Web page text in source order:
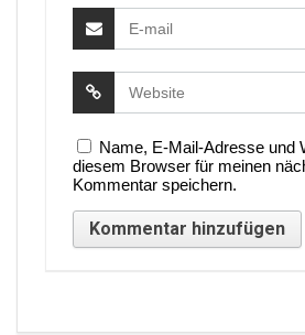
Name, E-Mail-Adresse und
diesem Browser für meinen
Kommentar speichern.